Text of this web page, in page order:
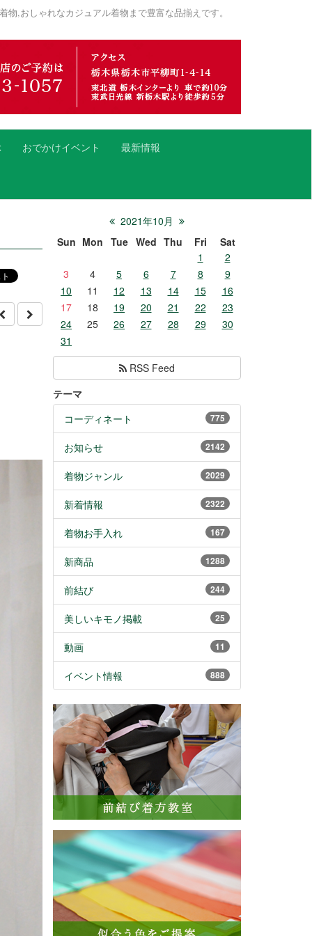
,おしゃれなカジュアル着物まで豊富な品揃えです。
おでかけイベント 最新情報
2021年10月
Sun Mon Tue Wed Thu Fri
Sat
1
2
3
4 5 6 7 8
9
10
11 12 13 14 15
16
17
18 19 20 21 22
23
24
25 26 27 28 29
30
31
RSS Feed
テーマ
775
コーディネート
2142
お知らせ
2029
着物ジャンル
2322
新着情報
167
着物お手入れ
1288
新商品
244
前結び
25
美しいキモノ掲載
11
動画
888
イベント情報